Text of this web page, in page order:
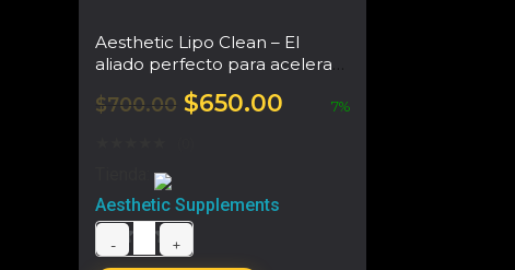
Aesthetic Lipo Clean – El
aliado perfecto para acelerar
el metabolismo
$700.00 $650.00 7%
Tienda:
Aesthetic Supplements
0